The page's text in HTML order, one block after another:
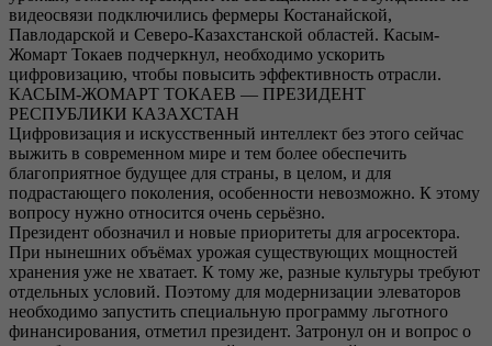
видеосвязи подключились фермеры Костанайской,
Павлодарской и Северо-Казахстанской областей. Касым-
Жомарт Токаев подчеркнул, необходимо ускорить
цифровизацию, чтобы повысить эффективность отрасли.
КАСЫМ-ЖОМАРТ ТОКАЕВ — ПРЕЗИДЕНТ
РЕСПУБЛИКИ КАЗАХСТАН
Цифровизация и искусственный интеллект без этого сейчас
выжить в современном мире и тем более обеспечить
благоприятное будущее для страны, в целом, и для
подрастающего поколения, особенности невозможно. К этому
вопросу нужно относится очень серьёзно.
Президент обозначил и новые приоритеты для агросектора.
При нынешних объёмах урожая существующих мощностей
хранения уже не хватает. К тому же, разные культуры требуют
отдельных условий. Поэтому для модернизации элеваторов
необходимо запустить специальную программу льготного
финансирования, отметил президент. Затронул он и вопрос о